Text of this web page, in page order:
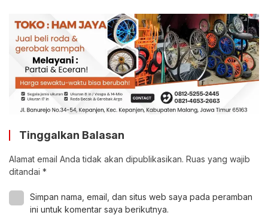
Tinggalkan Balasan
Alamat email Anda tidak akan dipublikasikan. Ruas yang wajib
ditandai *
Simpan nama, email, dan situs web saya pada peramban
ini untuk komentar saya berikutnya.